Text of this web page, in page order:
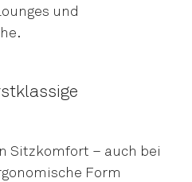
und
Sitzkomfort – auch bei
Form